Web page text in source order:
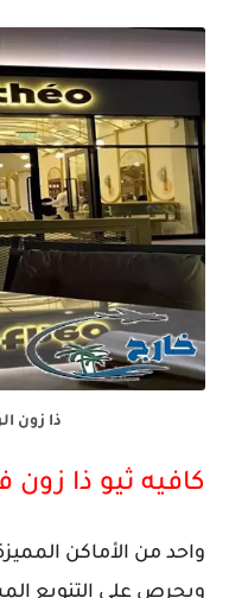
ذا زون
كافيه ثيو ذا
واحد من الأماكن
ويحرص على التنويع